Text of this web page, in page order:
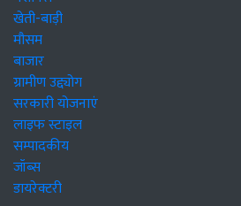
खेती-बाड़ी
मौसम
बाजार
ग्रामीण उद्द्योग
सरकारी योजनाएं
लाइफ स्टाइल
सम्पादकीय
जॉब्स
डायरेक्टरी